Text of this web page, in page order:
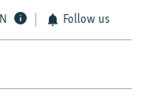
Follow us